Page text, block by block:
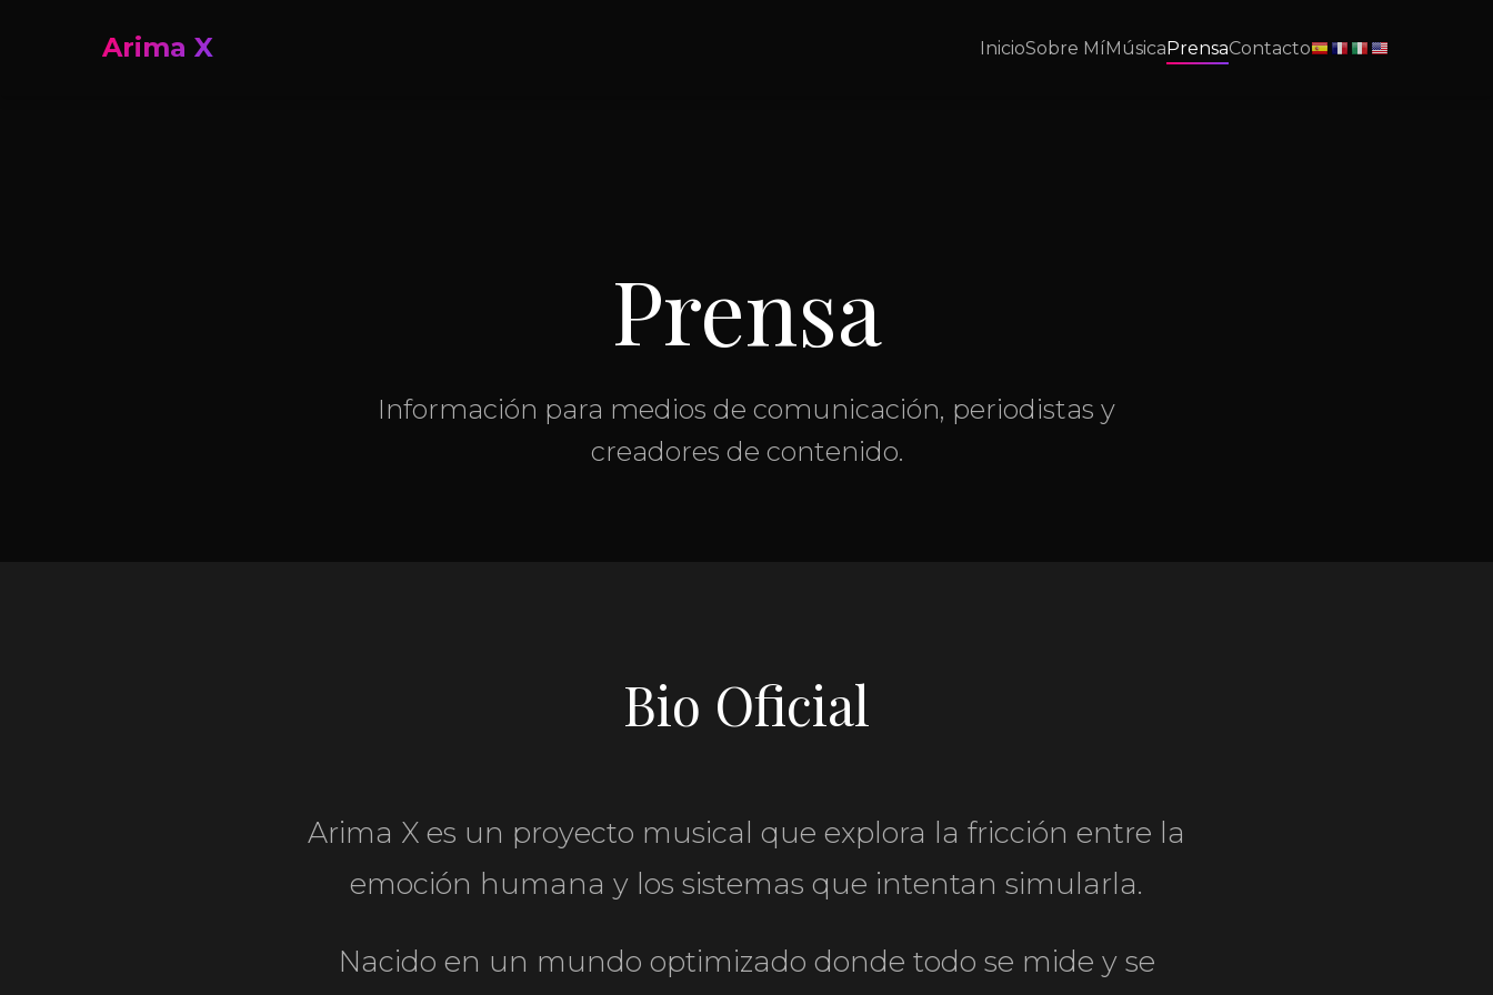
Arima X InicioSobre MíMúsicaPrensaContacto
Prensa
Información para medios de comunicación, periodistas y
creadores de contenido.
Bio Oficial
Arima X es un proyecto musical que explora la fricción entre la
emoción humana y los sistemas que intentan simularla.
Nacido en un mundo optimizado donde todo se mide y se